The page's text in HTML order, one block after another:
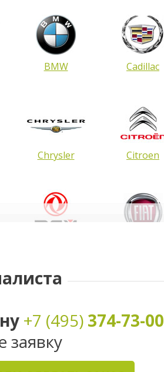
BMW Cadillac
Chrysler Citroen
+7 (495) 374-73-00
заявку